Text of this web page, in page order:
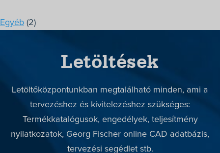
Szerviz
Rólunk
Kapcsolat
+36-1/363-6559
Egyéb (2)
Letöltések
Letöltőközpontunkban megtalálható minden, ami a
tervezéshez és kivitelezéshez szükséges:
Termékkatalógusok, engedélyek, teljesítmény
nyilatkozatok, Georg Fischer online CAD adatbázis,
tervezési segédlet stb.